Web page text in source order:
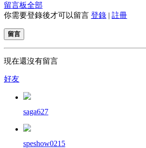
留言板全部
你需要登錄後才可以留言 登錄 | 註冊
留言
現在還沒有留言
好友
saga627
speshow0215